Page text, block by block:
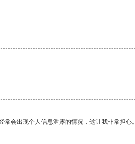
会出现个人信息泄露的情况，这让我非常担心。